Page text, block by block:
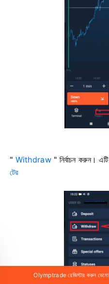
" Withdraw" নির্বাচন করুন।
টের
Olymptrade রেজিস্টার করুন ডেমো